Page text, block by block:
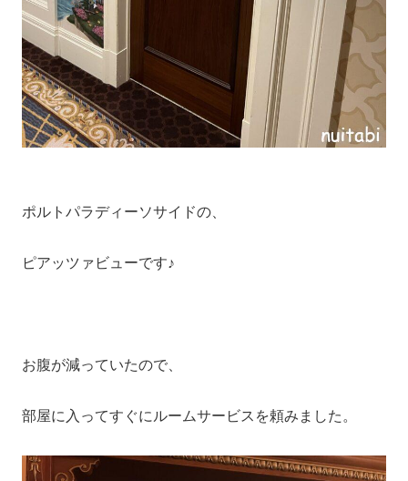
ポルトパラディーソサイドの、
ピアッツァビューです♪
お腹が減っていたので、
部屋に入ってすぐにルームサービスを頼みました。